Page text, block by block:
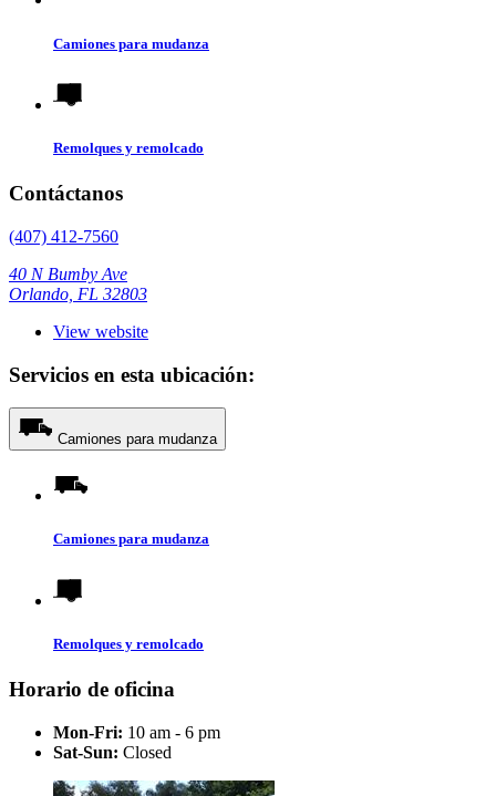
Camiones para mudanza
Remolques y remolcado
Contáctanos
(407) 412-7560
40 N Bumby Ave
Orlando, FL 32803
View website
Servicios en esta ubicación:
Camiones para mudanza
Camiones para mudanza
Remolques y remolcado
Horario de oficina
Mon-Fri: 10 am - 6 pm
Sat-Sun: Closed